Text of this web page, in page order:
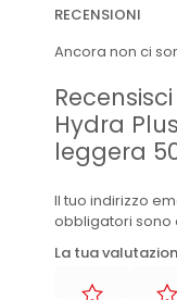
RECENSIONI
Ancora non ci
Hydra
leggera
Il tuo indirizzo
obbligatori sono
La tua